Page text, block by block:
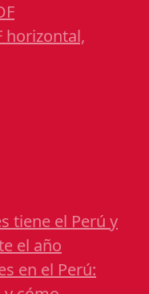
horizontal,
tiene el Perú y
el año
en el Perú: